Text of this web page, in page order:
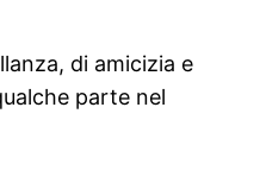
di amicizia e
parte nel